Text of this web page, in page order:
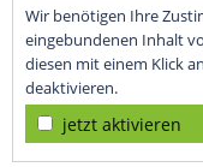
Wir benötigen Ihre
eingebundenen Inhalt
diesen mit einem Klick
deaktivieren.
jetzt aktivieren